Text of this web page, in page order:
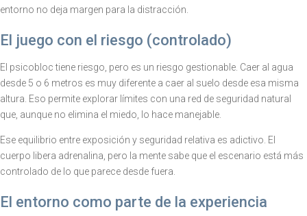
entorno no deja margen para la distracción.
El juego con el riesgo (controlado)
El psicobloc tiene riesgo, pero es un riesgo gestionable. Caer al agua
desde 5 o 6 metros es muy diferente a caer al suelo desde esa misma
altura. Eso permite explorar límites con una red de seguridad natural
que, aunque no elimina el miedo, lo hace manejable.
Ese equilibrio entre exposición y seguridad relativa es adictivo. El
cuerpo libera adrenalina, pero la mente sabe que el escenario está más
controlado de lo que parece desde fuera.
El entorno como parte de la experiencia